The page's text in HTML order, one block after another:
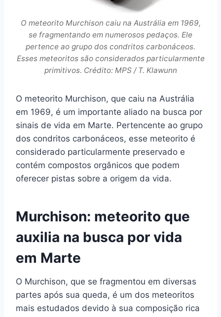
O meteorito Murchison caiu na Austrália em 1969,
se fragmentando em numerosos pedaços. Ele
pertence ao grupo dos condritos carbonáceos.
Esses meteoritos são considerados particularmente
primitivos. Crédito: MPS / T. Klawunn
O meteorito Murchison, que caiu na Austrália
em 1969, é um importante aliado na busca por
sinais de vida em Marte. Pertencente ao grupo
dos condritos carbonáceos, esse meteorito é
considerado particularmente preservado e
contém compostos orgânicos que podem
oferecer pistas sobre a origem da vida.
Murchison: meteorito que
auxilia na busca por vida
em Marte
O Murchison, que se fragmentou em diversas
partes após sua queda, é um dos meteoritos
mais estudados devido à sua composição rica